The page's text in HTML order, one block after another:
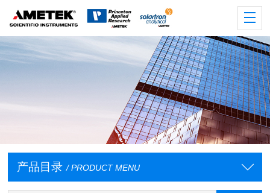
产品目录 / PRODUCT MENU